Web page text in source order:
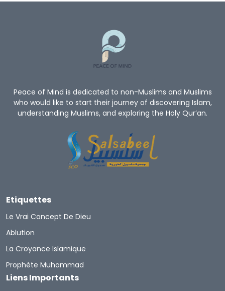
Peace of Mind is dedicated to non-Muslims and Muslims
who would like to start their journey of discovering Islam,
understanding Muslims, and exploring the Holy Qur’an.
Etiquettes
Le Vrai Concept De Dieu
Ablution
La Croyance Islamique
Prophète Muhammad
Liens Importants